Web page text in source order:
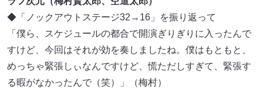
◆「ノックアウトステージ32→16」を振り返って
「僕ら、スケジュールの都合で開演ぎりぎりに入ったんで
すけど、今回はそれが効を奏しましたね。僕はもともと、
めっちゃ緊張しぃなんですけど、慌ただしすぎて、緊張す
る暇がなかったんで（笑）」（梅村）